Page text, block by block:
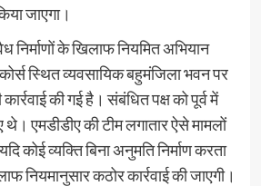
जाएगा।
निर्माणों के खिलाफ नियमित अभियान
स्थित व्यवसायिक बहुमंजिला भवन पर
की गई है। संबंधित पक्ष को पूर्व में
थे। एमडीडीए की टीम लगातार ऐसे मामलों
कोई व्यक्ति बिना अनुमति निर्माण करता
नियमानुसार कठोर कार्रवाई की जाएगी।